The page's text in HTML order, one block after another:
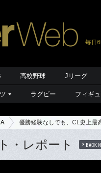
毎日
高校野球 Jリーグ
ラグビー フィギ
優勝経験なしでも、CL史上最
・レポート BACK